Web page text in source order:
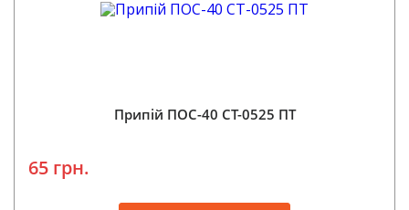
Припій ПОС-40 CT-0525 ПТ
65 грн.